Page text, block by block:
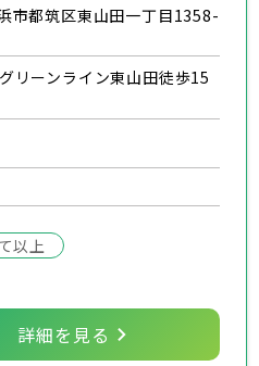
市都筑区東山田一丁目1358-
リーンライン東山田徒歩15
以上
詳細を見る